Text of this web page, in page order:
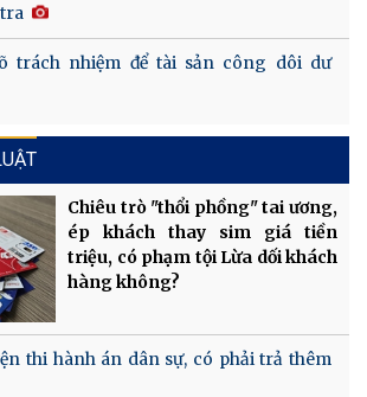
trách nhiệm để tài sản công dôi dư
Chiêu trò "thổi phồng" tai ương,
ép khách thay sim giá tiền
triệu, có phạm tội Lừa dối khách
hàng không?
thi hành án dân sự, có phải trả thêm